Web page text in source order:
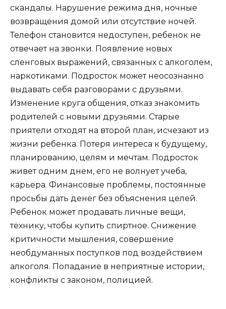
скандалы. Нарушение режима дня, ночные
возвращения домой или отсутствие ночей.
Телефон становится недоступен, ребенок не
отвечает на звонки. Появление новых
сленговых выражений, связанных с алкоголем,
наркотиками. Подросток может неосознанно
выдавать себя разговорами с друзьями.
Изменение круга общения, отказ знакомить
родителей с новыми друзьями. Старые
приятели отходят на второй план, исчезают из
жизни ребенка. Потеря интереса к будущему,
планированию, целям и мечтам. Подросток
живет одним днем, его не волнует учеба,
карьера. Финансовые проблемы, постоянные
просьбы дать денег без объяснения целей.
Ребенок может продавать личные вещи,
технику, чтобы купить спиртное. Снижение
критичности мышления, совершение
необдуманных поступков под воздействием
алкоголя. Попадание в неприятные истории,
конфликты с законом, полицией.